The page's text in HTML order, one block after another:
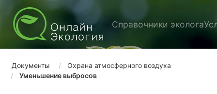
Справочники эколога
Документы
Охрана атмосферного воздуха
Уменьшение выбросов